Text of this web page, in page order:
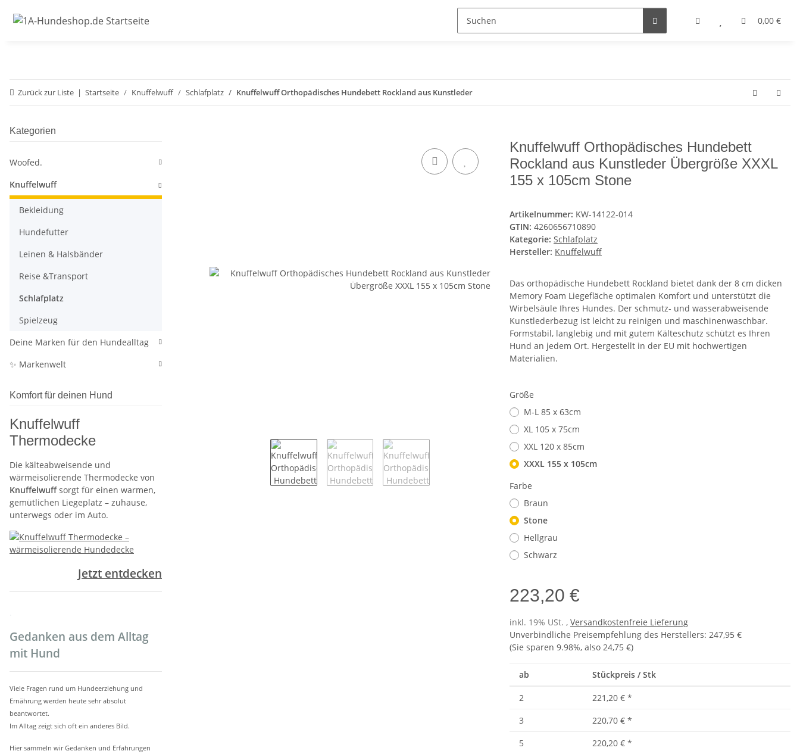
0,00 €
Zurück zur Liste Startseite Knuffelwuff Schlafplatz Knuffelwuff Orthopädisches Hundebett Rockland aus Kunstleder
Knuffelwuff Orthopädisches Hundebett
Rockland aus Kunstleder Übergröße XXXL
155 x 105cm Stone
Artikelnummer: KW-14122-014
GTIN: 4260656710890
Kategorie: Schlafplatz
Hersteller: Knuffelwuff
Das orthopädische Hundebett Rockland bietet dank der 8 cm dicken
Memory Foam Liegefläche optimalen Komfort und unterstützt die
Wirbelsäule Ihres Hundes. Der schmutz- und wasserabweisende
Kunstlederbezug ist leicht zu reinigen und maschinenwaschbar.
Formstabil, langlebig und mit gutem Kälteschutz schützt es Ihren
Hund an jedem Ort. Hergestellt in der EU mit hochwertigen
Materialien.
Größe
M-L 85 x 63cm
XL 105 x 75cm
XXL 120 x 85cm
XXXL 155 x 105cm
Farbe
Braun
Stone
Hellgrau
Schwarz
223,20 €
inkl. 19% USt. , Versandkostenfreie Lieferung
Unverbindliche Preisempfehlung des Herstellers: 247,95 €
(Sie sparen 9.98%, also 24,75 €)
ab Stückpreis / Stk
2 221,20 € *
3
220,70 € *
5
220,20 € *
Kategorien
Woofed.
Knuffelwuff
Bekleidung
Hundefutter
Leinen & Halsbänder
Reise &Transport
Schlafplatz
Spielzeug
Deine Marken für den Hundealltag
✨ Markenwelt
Komfort für deinen Hund
Knuffelwuff
Thermodecke
Die kälteabweisende und
wärmeisolierende Thermodecke von
Knuffelwuffsorgt für einen warmen,
gemütlichen Liegeplatz – zuhause,
unterwegs oder im Auto.
Jetzt entdecken
Gedanken aus dem Alltag
mit Hund
Viele Fragen rund um Hundeerziehung und
Ernährung werden heute sehr absolut
beantwortet.
Im Alltag zeigt sich oft ein anderes Bild.
Hier sammeln wir Gedanken und Erfahrungen